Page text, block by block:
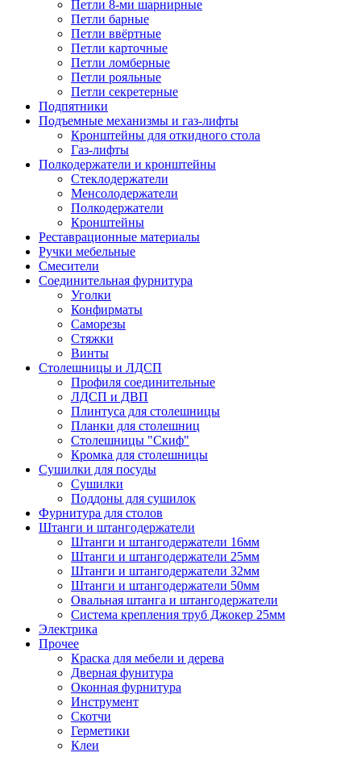
Петли 8-ми шарнирные
Петли барные
Петли ввёртные
Петли карточные
Петли ломберные
Петли рояльные
Петли секретерные
Подпятники
Подъемные механизмы и газ-лифты
Кронштейны для откидного стола
Газ-лифты
Полкодержатели и кронштейны
Стеклодержатели
Менсолодержатели
Полкодержатели
Кронштейны
Реставрационные материалы
Ручки мебельные
Смесители
Соединительная фурнитура
Уголки
Конфирматы
Саморезы
Стяжки
Винты
Столешницы и ЛДСП
Профиля соединительные
ЛДСП и ДВП
Плинтуса для столешницы
Планки для столешниц
Столешницы "Скиф"
Кромка для столешницы
Сушилки для посуды
Сушилки
Поддоны для сушилок
Фурнитура для столов
Штанги и штангодержатели
Штанги и штангодержатели 16мм
Штанги и штангодержатели 25мм
Штанги и штангодержатели 32мм
Штанги и штангодержатели 50мм
Овальная штанга и штангодержатели
Система крепления труб Джокер 25мм
Электрика
Прочее
Краска для мебели и дерева
Дверная фунитура
Оконная фурнитура
Инструмент
Скотчи
Герметики
Клеи